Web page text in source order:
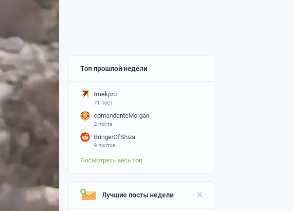
Топ прошлой недели
truekpru
71 пост
comandanteMorgan
2 поста
BringerOfShiza
9 постов
Посмотреть весь топ
Лучшие посты недели